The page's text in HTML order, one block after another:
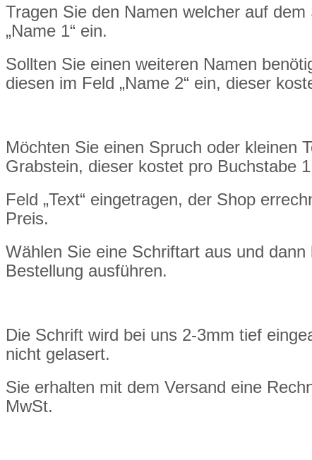
Tragen Sie den Namen welcher auf
„Name 1“ ein.
Sollten Sie einen weiteren Namen
diesen im Feld „Name 2“ ein, dieser
Möchten Sie einen Spruch oder kleinen
Grabstein, dieser kostet pro Buchstabe
Feld „Text“ eingetragen, der Shop
Preis.
Wählen Sie eine Schriftart aus und dann
Bestellung ausführen.
Die Schrift wird bei uns 2-3mm tief
nicht gelasert.
Sie erhalten mit dem Versand eine
MwSt.